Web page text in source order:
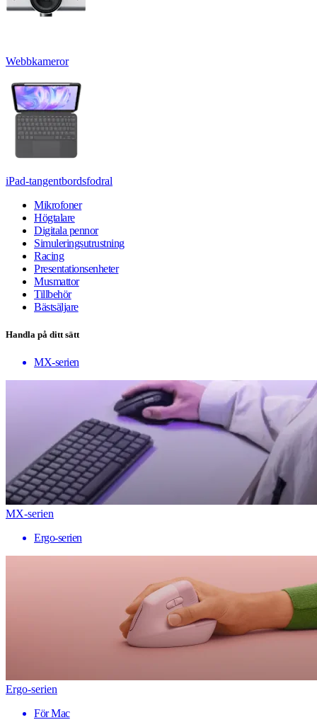
Webbkameror
iPad-tangentbordsfodral
Mikrofoner
Högtalare
Digitala pennor
Simuleringsutrustning
Racing
Presentationsenheter
Musmattor
Tillbehör
Bästsäljare
Handla på ditt sätt
MX-serien
MX-serien
Ergo-serien
Ergo-serien
För Mac